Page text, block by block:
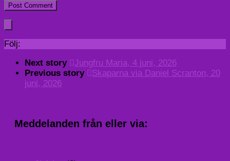
Följ:
Next story
Jungfru Maria, 4 juni, 2026
Previous story
Skaparna via Daniel Scranton, 20
juni, 2026
Meddelanden från eller via: